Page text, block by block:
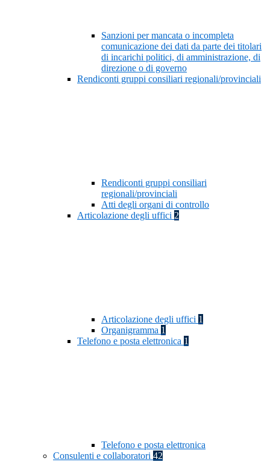
Sanzioni per mancata o incompleta
comunicazione dei dati da parte dei titolari
di incarichi politici, di amministrazione, di
direzione o di governo
Rendiconti gruppi consiliari regionali/provinciali
Rendiconti gruppi consiliari
regionali/provinciali
Atti degli organi di controllo
Articolazione degli uffici 2
Articolazione degli uffici 1
Organigramma 1
Telefono e posta elettronica 1
Telefono e posta elettronica
Consulenti e collaboratori 42